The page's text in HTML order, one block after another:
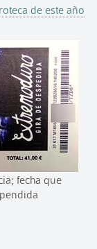
de este año
fecha que